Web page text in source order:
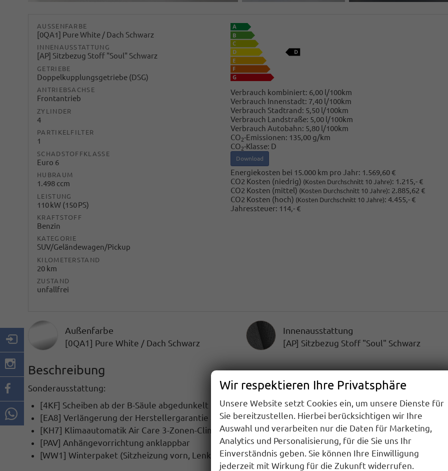
AUSSENFARBE
[0QA1] Pure White / Dach Schwarz
INNENAUSSTATTUNG
[AP] Sitzbezug Stoff "Soul" Schwarz
GETRIEBE
Doppelkupplungsgetriebe (DSG)
ANTRIEBSACHSE
Frontantrieb
ZYLINDER
4
PARTIKELFILTER
1
SCHADSTOFFKLASSE
Euro 6
HUBRAUM
1.498 ccm
LEISTUNG
110 kW (150 PS)
KRAFTSTOFF
Benzin
KATEGORIE
SUV/Geländewagen/Pickup
KILOMETERSTAND
20 km
ZUSTAND
unfallfrei
Verbrauch kombiniert: 6,00 l/100km
Verbrauch Innenstadt: 7,40 l/100km
Verbrauch Stadtrand: 5,50 l/100km
Verbrauch Landstraße: 5,00 l/100km
Verbrauch Autobahn: 5,80 l/100km
CO2-Emissionen: 135,00 g/km
CO2-Klasse: D
Download
Energiekosten bei 15.000 km pro Jahr: 1.569,60 €
CO2 Kosten (niedrig) (Kosten Durchschnitt 10 Jahre): 1.215,- €
CO2 Kosten (mittel) (Kosten Durchschnitt 10 Jahre): 2.885,62 €
CO2 Kosten (hoch) (Kosten Durchschnitt 10 Jahre): 4.455,- €
Jahressteuer: 114,- €
Außenfarbe
[0QA1] Pure White / Dach Schwarz
InnenausstattungInnenausstattung
[AP] Sitzbezug Stoff "Soul" Schwarz
Beschreibung
Sonderausstattung:
[4KF] Scheiben ab der B-Säule abgedunkelt
[EA8] Verlängerung der Herstellergarantie auf 5 Jahre bis max. 100.000 km(2+3)
[KH7] Klimaautomatik Air Care 3-Zonen-Climatronic
[PAV] Anhängevorrichtung anklappbar
[WW1] Winterpaket (Sitzheizung vorn, Lenkrad beheizbar)
Wir respektieren Ihre Privatsphäre
Unsere Website setzt Cookies ein, um unsere Dienste für
Sie bereitzustellen. Hierbei berücksichtigen wir Ihre
Auswahl und verarbeiten nur die Daten für Marketing,
Analytics und Personalisierung, für die Sie uns Ihr
Einverständnis geben. Sie können Ihre Einwilligung
jederzeit mit Wirkung für die Zukunft widerrufen.